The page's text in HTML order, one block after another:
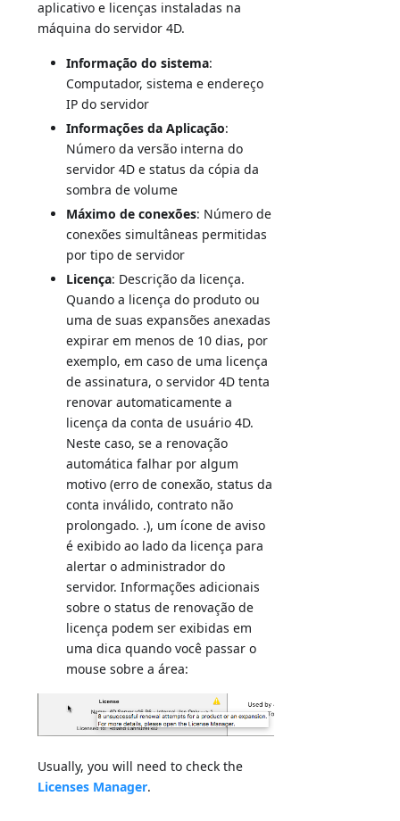
aplicativo e licenças instaladas na
máquina do servidor 4D.
Informação do sistema:
Computador, sistema e endereço
IP do servidor
Informações da Aplicação:
Número da versão interna do
servidor 4D e status da cópia da
sombra de volume
Máximo de conexões: Número de
conexões simultâneas permitidas
por tipo de servidor
Licença: Descrição da licença.
Quando a licença do produto ou
uma de suas expansões anexadas
expirar em menos de 10 dias, por
exemplo, em caso de uma licença
de assinatura, o servidor 4D tenta
renovar automaticamente a
licença da conta de usuário 4D.
Neste caso, se a renovação
automática falhar por algum
motivo (erro de conexão, status da
conta inválido, contrato não
prolongado. .), um ícone de aviso
é exibido ao lado da licença para
alertar o administrador do
servidor. Informações adicionais
sobre o status de renovação de
licença podem ser exibidas em
uma dica quando você passar o
mouse sobre a área:
Usually, you will need to check the
Licenses Manager.